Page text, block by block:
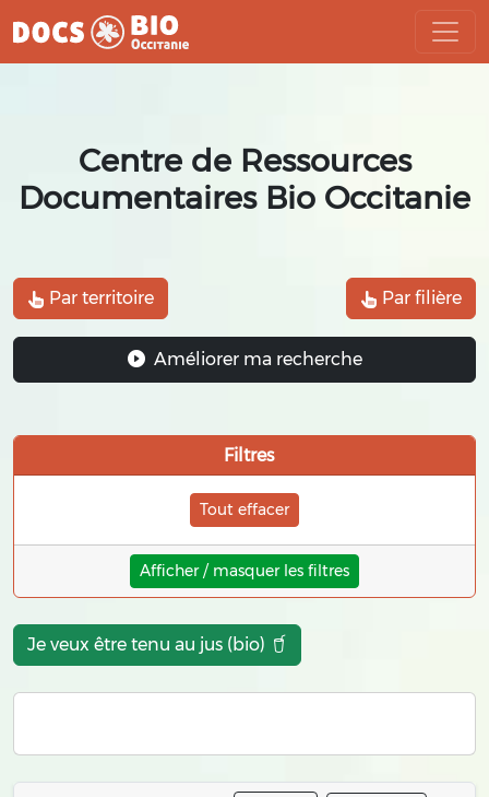
Centre de Ressources
Documentaires Bio Occitanie
Par territoire Par filière
Améliorer ma recherche
Filtres
Tout effacer
Afficher / masquer les filtres
Je veux être tenu au jus (bio)